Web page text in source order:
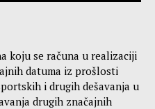
koju se računa u realizaciji
datuma iz prošlosti
i drugih dešavanja u
drugih značajnih